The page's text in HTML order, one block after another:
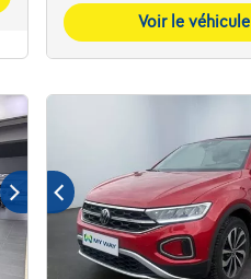
Voir le véhicule